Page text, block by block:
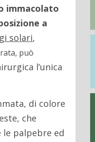
immacolato
a
solari,
può
l’unica
di colore
che
le palpebre ed